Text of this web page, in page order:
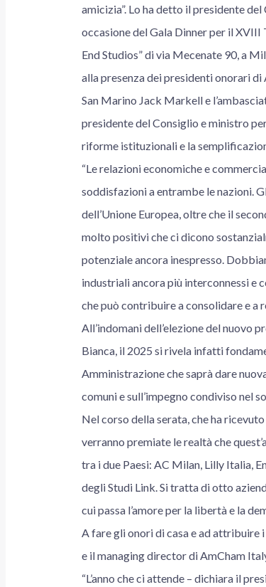
amicizia”. Lo ha detto il presidente
occasione del Gala Dinner per il
End Studios” di via Mecenate 90, a
alla presenza dei presidenti onorari di
San Marino Jack Markell e
presidente del Consiglio e ministro
riforme istituzionali e la
“Le relazioni economiche e
soddisfazioni a entrambe le nazioni.
dell’Unione Europea, oltre che il
molto positivi che ci dicono
potenziale ancora inespresso.
industriali ancora più interconnessi e
che può contribuire a consolidare e a
All’indomani dell’elezione del nuovo
Bianca, il 2025 si rivela infatti
Amministrazione che saprà dare
comuni e sull’impegno condiviso nel
Nel corso della serata, che ha
verranno premiate le realtà che
tra i due Paesi: AC Milan, Lilly Italia,
degli Studi Link. Si tratta di otto
cui passa l’amore per la libertà e la
A fare gli onori di casa e ad attribuire
e il managing director di AmCham
“L’anno che ci attende – dichiara il